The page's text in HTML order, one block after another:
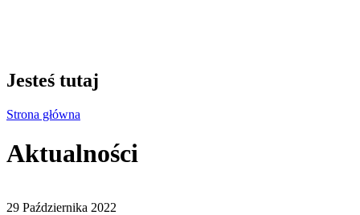
Jesteś tutaj
Strona główna
Aktualności
29 Października 2022